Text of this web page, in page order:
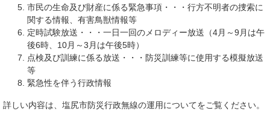
市民の生命及び財産に係る緊急事項・・・行方不明者の捜索に
関する情報、有害鳥獣情報等
定時試験放送・・・一日一回のメロディー放送（4月～9月は午
後6時、10月～3月は午後5時）
点検及び訓練に係る放送・・・防災訓練等に使用する模擬放送
等
緊急性を伴う行政情報
詳しい内容は、塩尻市防災行政無線の運用についてをご覧ください。